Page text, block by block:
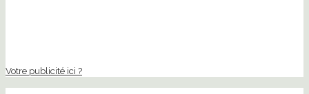
Votre publicité ici ?